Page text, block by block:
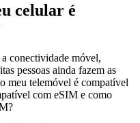
celular é
conectividade móvel,
pessoas ainda fazem as
meu telemóvel é compatível
com eSIM e como